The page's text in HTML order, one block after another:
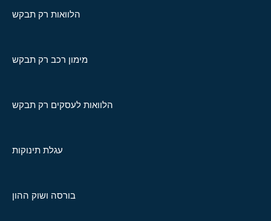
הלוואות רק תבקש
מימון רכב רק תבקש
הלוואות לעסקים רק תבקש
עגלת תינוקות
בורסה ושוק ההון